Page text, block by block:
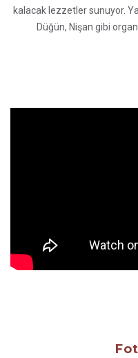
kalacak lezzetler sunuyor.
Düğün, Nişan gibi